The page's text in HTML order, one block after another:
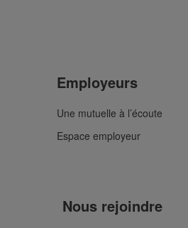
Employeurs
Une mutuelle à l’écoute
Espace employeur
Nous rejoindre